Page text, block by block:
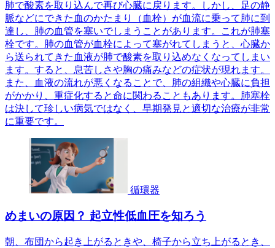
肺で酸素を取り込んで再び心臓に戻ります。しかし、足の静
脈などにできた血のかたまり（血栓）が血流に乗って肺に到
達し、肺の血管を塞いでしまうことがあります。これが肺塞
栓です。肺の血管が血栓によって塞がれてしまうと、心臓か
ら送られてきた血液が肺で酸素を取り込めなくなってしまい
ます。すると、息苦しさや胸の痛みなどの症状が現れます。
また、血液の流れが悪くなることで、肺の組織や心臓に負担
がかかり、重症化すると命に関わることもあります。肺塞栓
は決して珍しい病気ではなく、早期発見と適切な治療が非常
に重要です。
循環器
めまいの原因？ 起立性低血圧を知ろう
朝、布団から起き上がるときや、椅子から立ち上がるとき、